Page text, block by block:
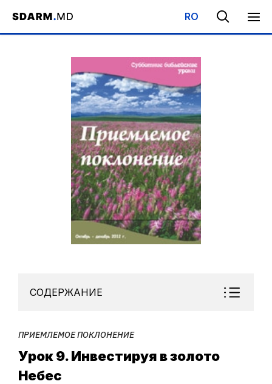
RO
Начало / Библиотека / Субботняя Школа / Приемлемое
СОДЕРЖАНИЕ
ПРИЕМЛЕМОЕ ПОКЛОНЕНИЕ
Урок 9. Инвестируя в золото
Небес